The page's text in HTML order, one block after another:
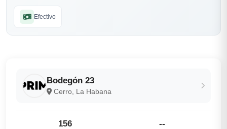
Efectivo
Bodegón 23
Cerro, La Habana
156 --